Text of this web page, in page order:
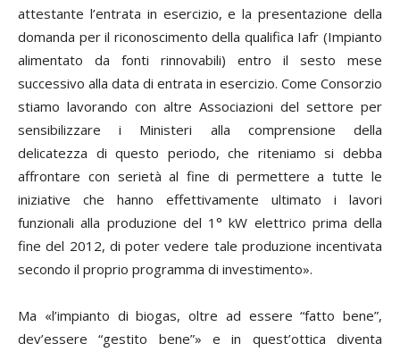
attestante l’entrata in esercizio, e la presentazione della
domanda per il riconoscimento della qualifica Iafr (Impianto
alimentato da fonti rinnovabili) entro il sesto mese
successivo alla data di entrata in esercizio. Come Consorzio
stiamo lavorando con altre Associazioni del settore per
sensibilizzare i Ministeri alla comprensione della
delicatezza di questo periodo, che riteniamo si debba
affrontare con serietà al fine di permettere a tutte le
iniziative che hanno effettivamente ultimato i lavori
funzionali alla produzione del 1° kW elettrico prima della
fine del 2012, di poter vedere tale produzione incentivata
secondo il proprio programma di investimento».
Ma «l’impianto di biogas, oltre ad essere “fatto bene”,
dev’essere “gestito bene”» e in quest’ottica diventa